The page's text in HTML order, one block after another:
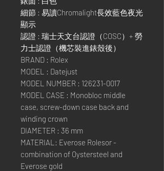
細節 : 易讀Chromalight長效藍色夜光
顯示
認證 : 瑞士天文台認證（COSC）+ 勞
力士認證（機芯裝進錶殼後）
BRAND : Rolex
MODEL : Datejust
MODEL NUMBER : 126231-0017
MODEL CASE : Monobloc middle
case, screw-down case back and
winding crown
DIAMETER : 36 mm
MATERIAL: Everose Rolesor -
combination of Oystersteel and
Everose gold